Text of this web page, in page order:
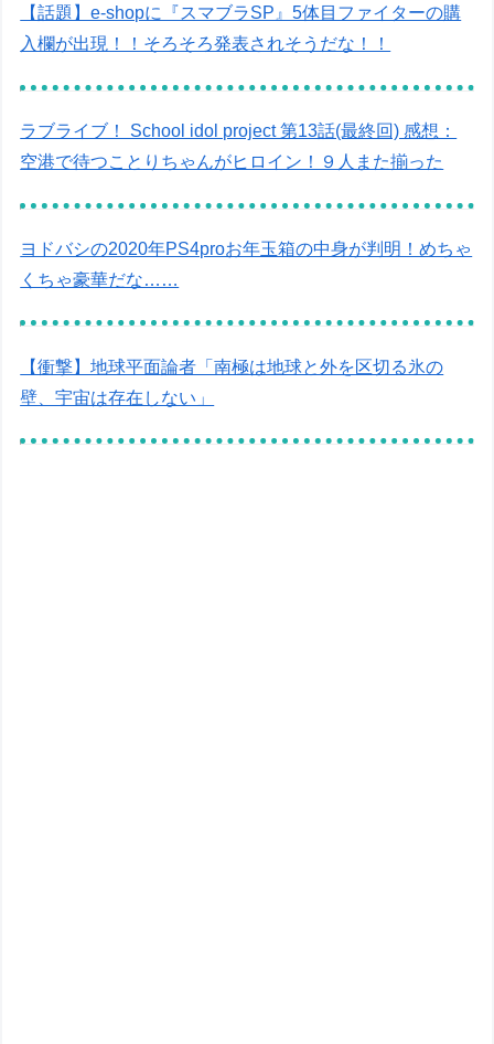
【話題】e-shopに『スマブラSP』5体目ファイターの購
入欄が出現！！そろそろ発表されそうだな！！
ラブライブ！ School idol project 第13話(最終回) 感想：
空港で待つことりちゃんがヒロイン！９人また揃った
ヨドバシの2020年PS4proお年玉箱の中身が判明！めちゃ
くちゃ豪華だな……
【衝撃】地球平面論者「南極は地球と外を区切る氷の
壁、宇宙は存在しない」